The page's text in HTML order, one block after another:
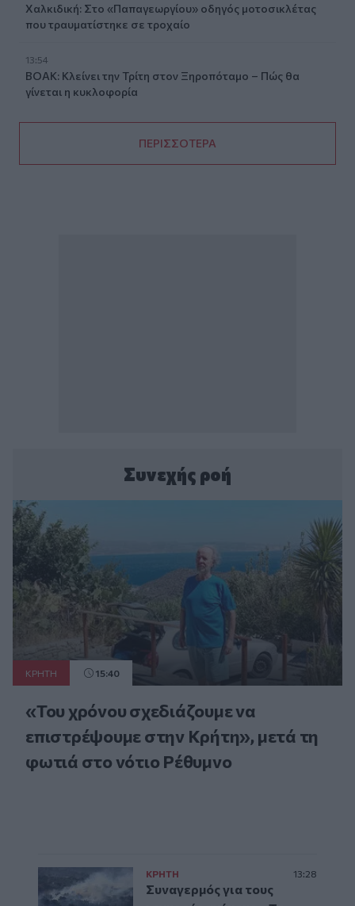
Χαλκιδική: Στο «Παπαγεωργίου» οδηγός μοτοσικλέτας
που τραυματίστηκε σε τροχαίο
13:54
ΒΟΑΚ: Κλείνει την Τρίτη στον Ξηροπόταμο – Πώς θα
γίνεται η κυκλοφορία
ΠΕΡΙΣΣΟΤΕΡΑ
Συνεχής ροή
ΚΡΗΤΗ 15:40
«Του χρόνου σχεδιάζουμε να
επιστρέψουμε στην Κρήτη», μετά τη
φωτιά στο νότιο Ρέθυμνο
ΚΡΗΤΗ 13:28
Συναγερμός για τους